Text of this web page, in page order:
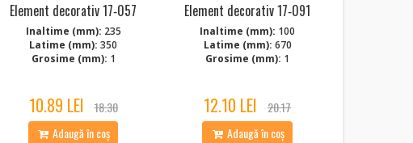
Element decorativ 17‑057
Inaltime (mm): 235
Latime (mm): 350
Grosime (mm): 1
10.89 LEI 18.30
Adaugă în coș
Element decorativ 17‑091
Inaltime (mm): 100
Latime (mm): 670
Grosime (mm): 1
12.10 LEI 20.17
Adaugă în coș